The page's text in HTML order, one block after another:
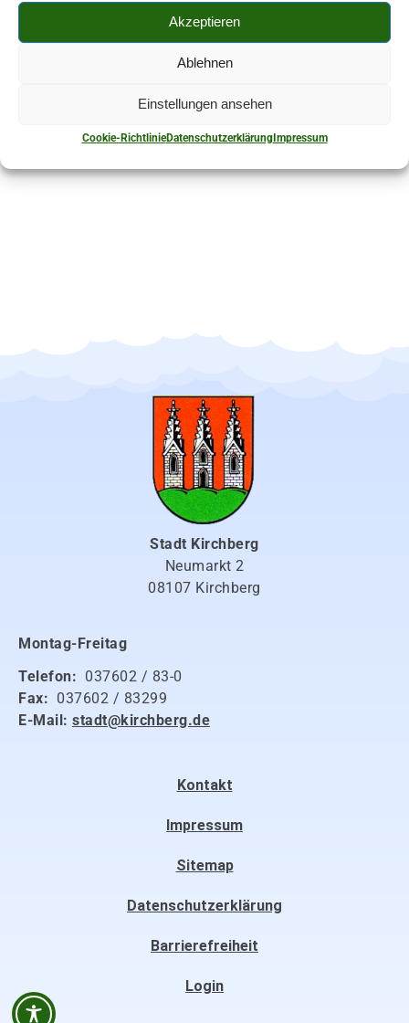
Akzeptieren
Ablehnen
Einstellungen ansehen
Cookie-RichtlinieDatenschutzerklärungImpressum
Abbrucharbeiten (kein Eingriff in die Statik),
Wohnungsberäumungen
Am Wiesengrund 6 08107 Kirchberg/ OT
Stadt Kirchberg
Neumarkt 2
08107 Kirchberg
Montag-Freitag
Telefon: 037602 / 83-0
Fax: 037602 / 83299
E-Mail: stadt@kirchberg.de
Kontakt
Impressum
Sitemap
Datenschutzerklärung
Barrierefreiheit
Login